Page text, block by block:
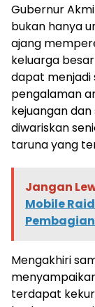
Gubernur
bukan hanya
ajang
keluarga
dapat menjadi
pengalaman
kejuangan
diwariskan
taruna yang
Jangan
Mobile
Mengakhiri
terdapat